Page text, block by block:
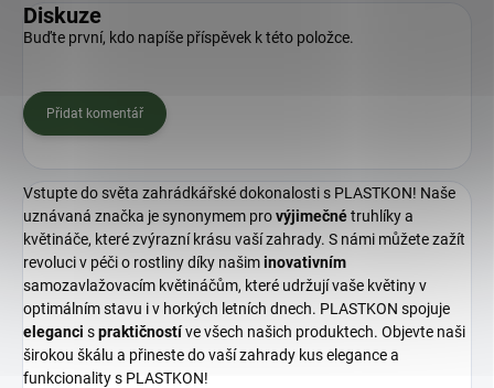
Diskuze
Buďte první, kdo napíše příspěvek k této položce.
Přidat komentář
Vstupte do světa zahrádkářské dokonalosti s PLASTKON! Naše
uznávaná značka je synonymem provýjimečnétruhlíky a
květináče, které zvýrazní krásu vaší zahrady. S námi můžete zažít
revoluci v péči o rostliny díky našiminovativním
samozavlažovacím květináčům, které udržují vaše květiny v
optimálním stavu i v horkých letních dnech. PLASTKON spojuje
eleganci spraktičnostíve všech našich produktech. Objevte naši
širokou škálu a přineste do vaší zahrady kus elegance a
funkcionality s PLASTKON!